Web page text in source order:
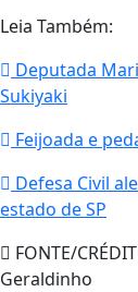
Leia Também:
Deputada
Sukiyaki
Feijoada e
Defesa Civil
estado de SP
FONTE/
Geraldinho